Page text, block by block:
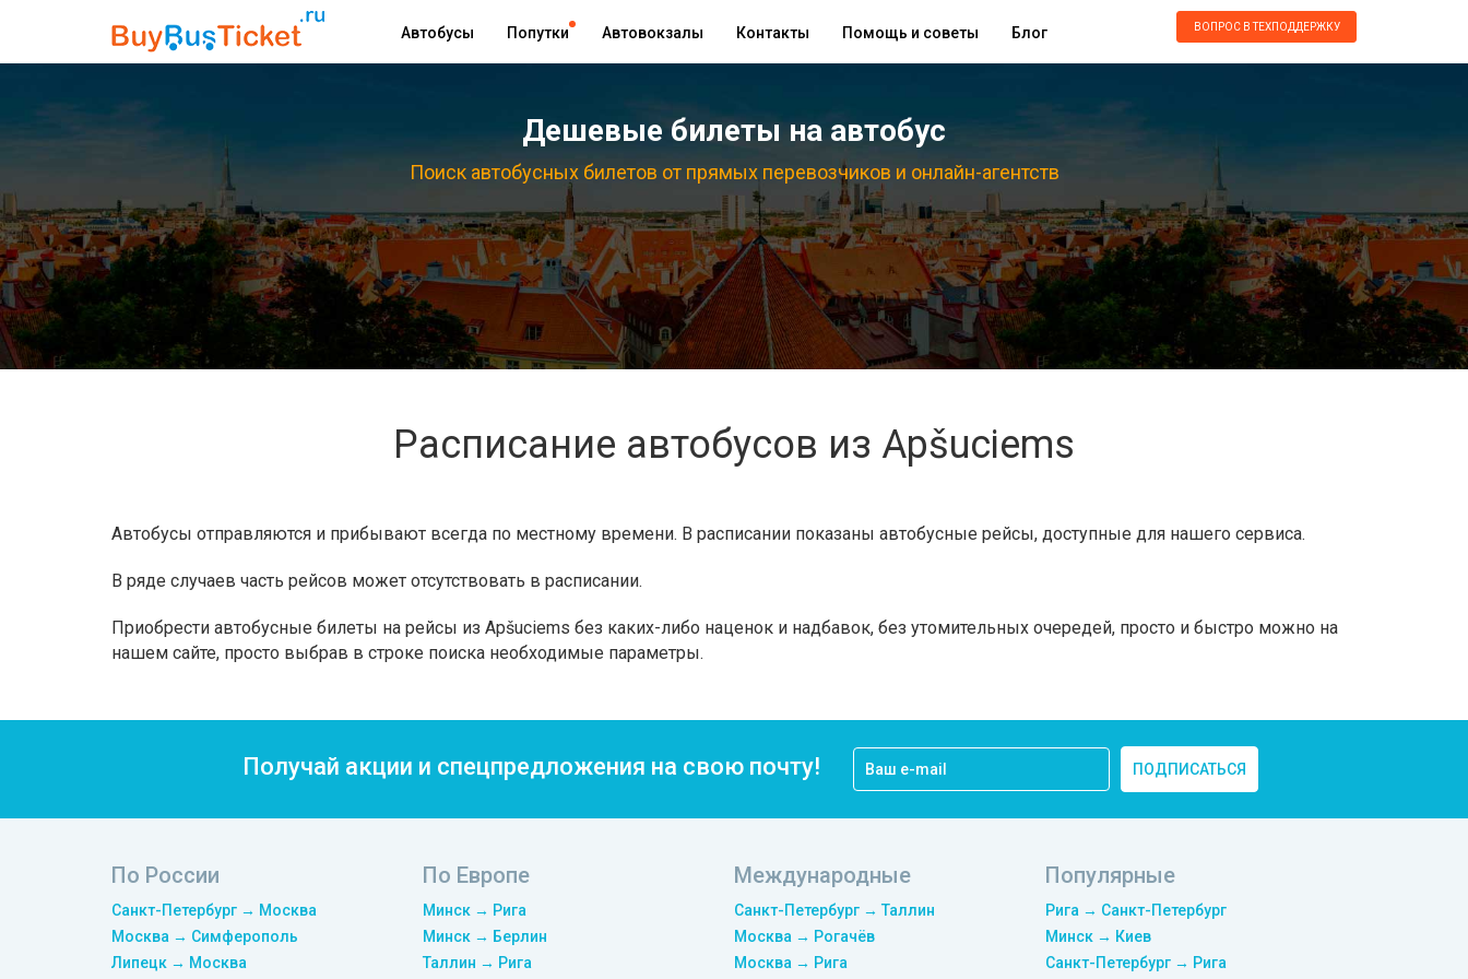
Автобусы Попутки Автовокзалы Контакты Помощь и советы Блог ВОПРОС В ТЕХПОДДЕРЖКУ
Дешевые билеты на автобус
Поиск автобусных билетов от прямых перевозчиков и онлайн-агентств
Расписание автобусов из Apšuciems
Автобусы отправляются и прибывают всегда по местному времени. В расписании показаны автобусные рейсы, доступные для нашего сервиса.
В ряде случаев часть рейсов может отсутствовать в расписании.
Приобрести автобусные билеты на рейсы из Apšuciems без каких-либо наценок и надбавок, без утомительных очередей, просто и быстро можно на
нашем сайте, просто выбрав в строке поиска необходимые параметры.
Получай акции и спецпредложения на свою почту! ПОДПИСАТЬСЯ
По России
Санкт-Петербург → Москва
Москва → Симферополь
Липецк → Москва
По Европе
Минск → Рига
Минск → Берлин
Таллин → Рига
Международные
Санкт-Петербург → Таллин
Москва → Рогачёв
Москва → Рига
Популярные
Рига → Санкт-Петербург
Минск → Киев
Санкт-Петербург → Рига